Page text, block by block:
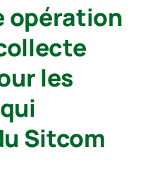
Dubus
élu
président
du
Sitcom
opération
les
Sitcom